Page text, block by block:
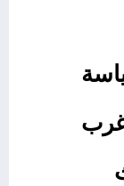
2026 السياسة
غرب